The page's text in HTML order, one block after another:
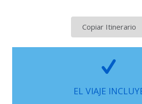
Copiar Itinerario
EL VIAJE